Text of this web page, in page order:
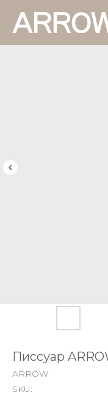
Писсуар
ARROW
SKU: